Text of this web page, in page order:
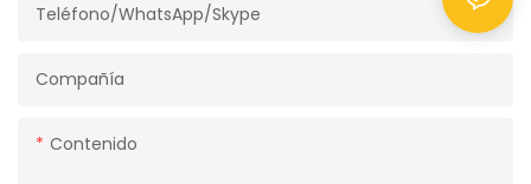
Teléfono/WhatsApp/Skype
Compañía
Contenido